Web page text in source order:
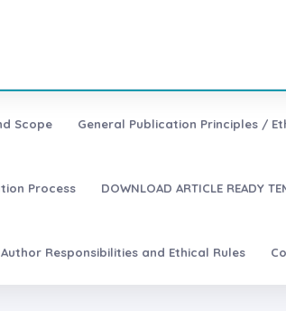
Scope General Publication Principles /
Process DOWNLOAD ARTICLE READY
Author Responsibilities and Ethical Rules